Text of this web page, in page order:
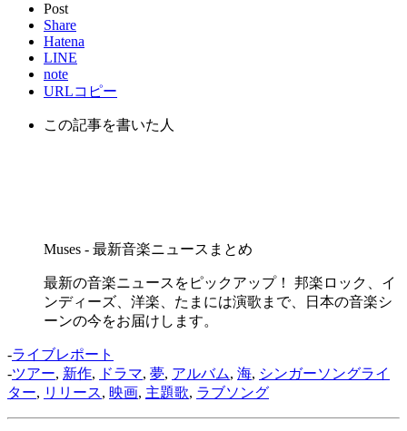
Post
Share
Hatena
LINE
note
URLコピー
この記事を書いた人
Muses - 最新音楽ニュースまとめ
最新の音楽ニュースをピックアップ！ 邦楽ロック、イ
ンディーズ、洋楽、たまには演歌まで、日本の音楽シ
ーンの今をお届けします。
-ライブレポート
-ツアー, 新作, ドラマ, 夢, アルバム, 海, シンガーソングライ
ター, リリース, 映画, 主題歌, ラブソング